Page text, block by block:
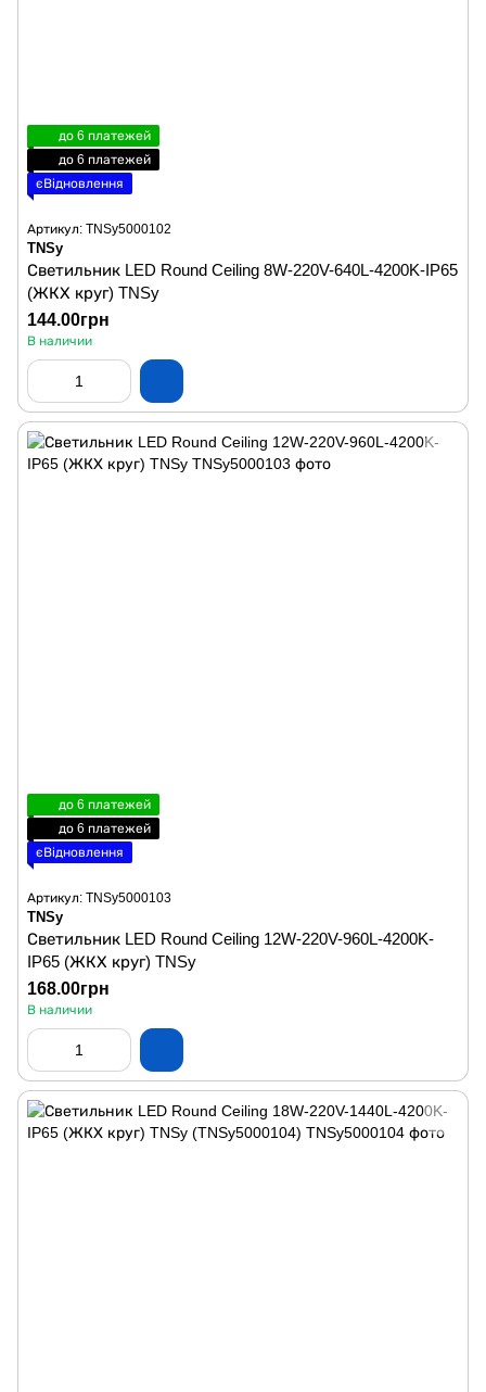
до 6 платежей
до 6 платежей
єВідновлення
Артикул: TNSy5000102
TNSy
Светильник LED Round Ceiling 8W-220V-640L-4200K-IP65
(ЖКХ круг) TNSy
144.00грн
В наличии
до 6 платежей
до 6 платежей
єВідновлення
Артикул: TNSy5000103
TNSy
Светильник LED Round Ceiling 12W-220V-960L-4200K-
IP65 (ЖКХ круг) TNSy
168.00грн
В наличии